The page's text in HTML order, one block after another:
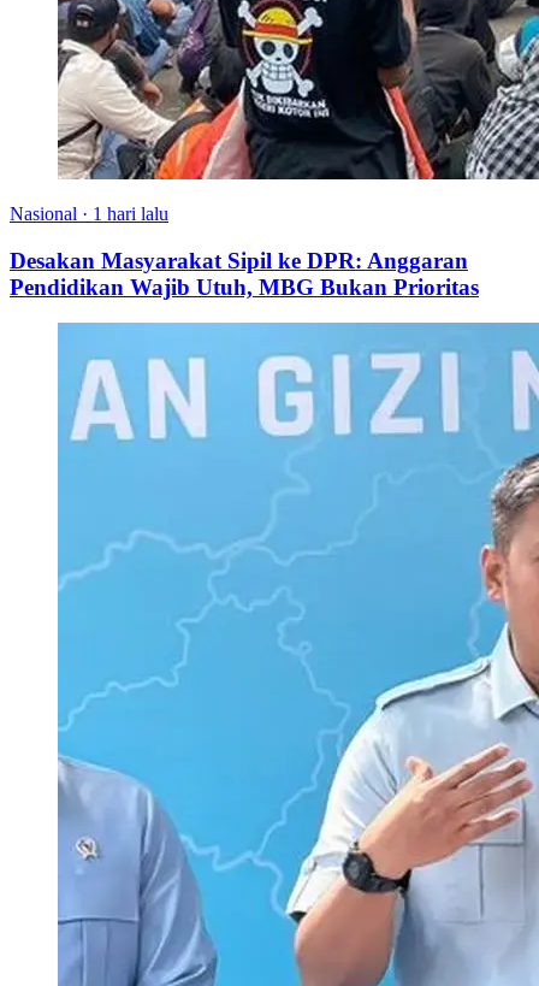
Nasional · 1 hari lalu
Desakan Masyarakat Sipil ke DPR: Anggaran
Pendidikan Wajib Utuh, MBG Bukan Prioritas